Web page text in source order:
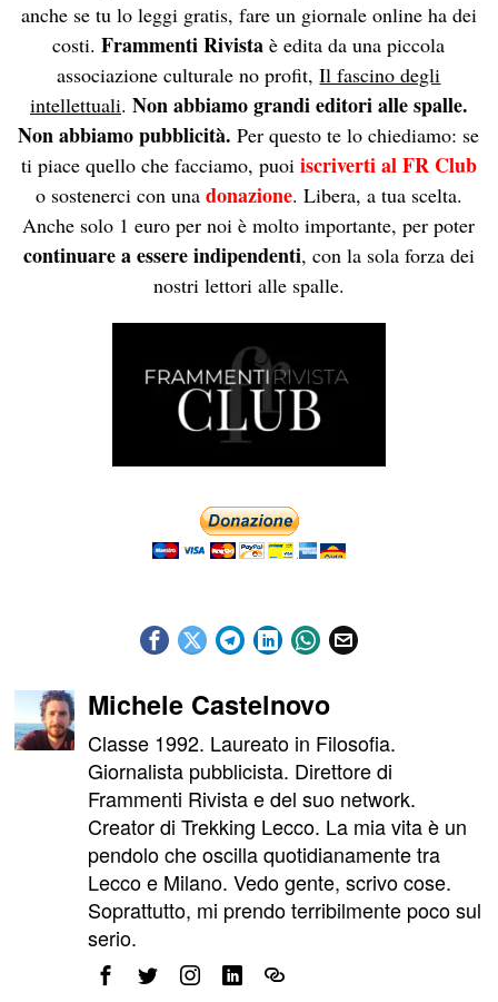
anche se tu lo leggi gratis, fare un giornale online ha dei
costi.Frammenti Rivistaè edita da una piccola
associazione culturale no profit,Il fascino degli
intellettuali. Non abbiamo grandi editori alle spalle.
Non abbiamo pubblicità. Per questo te lo chiediamo: se
ti piace quello che facciamo, puoi iscriverti al FR Club
o sostenerci con una donazione. Libera, a tua scelta.
Anche solo 1 euro per noi è molto importante, per poter
continuare a essere indipendenti, con la sola forza dei
nostri lettori alle spalle.
Michele Castelnovo
Classe 1992. Laureato in Filosofia.
Giornalista pubblicista. Direttore di
Frammenti Rivista e del suo network.
Creator di Trekking Lecco. La mia vita è un
pendolo che oscilla quotidianamente tra
Lecco e Milano. Vedo gente, scrivo cose.
Soprattutto, mi prendo terribilmente poco sul
serio.